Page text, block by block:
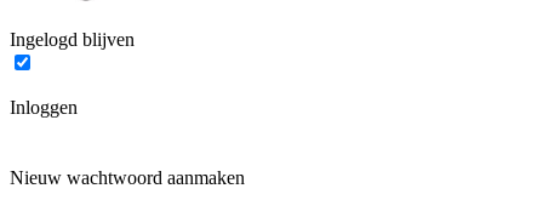
Ingelogd blijven
Inloggen
Nieuw wachtwoord aanmaken